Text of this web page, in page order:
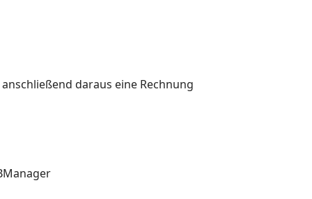
daraus eine Rechnung